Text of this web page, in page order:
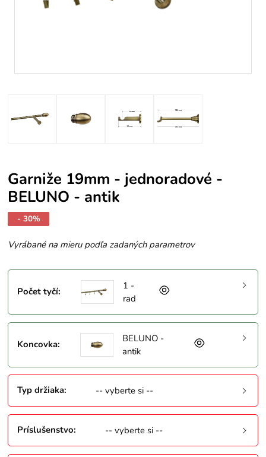
Garniže 19mm - jednoradové -
BELUNO - antik
- 30%
Vyrábané na mieru podľa zadaných parametrov
Počet tyčí:
1 -
rad
Koncovka:
BELUNO -
antik
Typ držiaka: -- vyberte si --
Príslušenstvo: -- vyberte si --